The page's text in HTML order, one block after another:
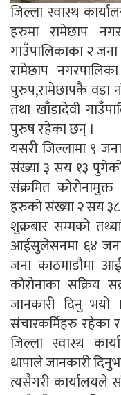
जिल्ला स्वास्थ
हरुमा रामेछाप
गाउँपालिकाका २
रामेछाप
पुरुप,रामेछापकै
तथा खाँडादेवी
पुरुष रहेका छन् ।
यसरी जिल्लामा ९
संख्या ३ सय १३
संक्रमित
हरुको संख्या २ सय
शुक्रबार सम्मको
आईसुलेसनमा ६४
जना काठमाडौमा
कोरोनाका सक्रिय
जानकारी दिनु
संचारकर्मिहरु रहेका
जिल्ला स्वास्थ
थापाले जानकारी
त्यसैगरी कार्यालयले